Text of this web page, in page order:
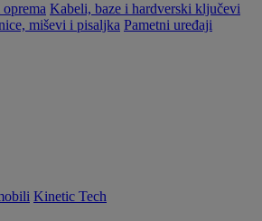
Kabeli, baze i hardverski ključevi
miševi i pisaljka Pametni uređaji
Kinetic Tech